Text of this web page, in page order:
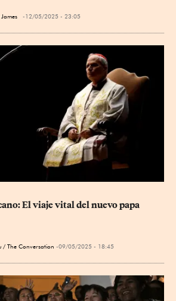
12/05/2025 - 23:05
El viaje vital del nuevo papa
/ The Conversation 09/05/2025 - 18:45